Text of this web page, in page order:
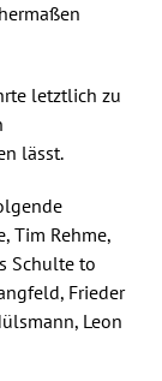
letztlich zu
lässt.
Tim Rehme,
Schulte to
Frieder
Leon